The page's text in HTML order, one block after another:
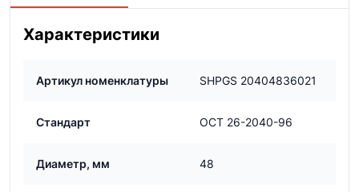
Характеристики
Артикул номенклатуры SHPGS 20404836021
Стандарт ОСТ 26-2040-96
Диаметр, мм 48